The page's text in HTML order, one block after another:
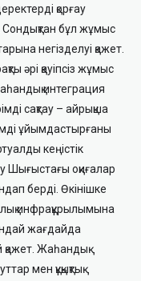
қорғау
Сондықтан бұл жұмыс
негізделуі қажет.
әрі қауіпсіз жұмыс
интеграция
сақтау – айрықша
ұйымдастырғаны
кеңістік
Шығыстағы оқиғалар
берді. Өкінішке
инфрақұрылымына
жағдайда
қажет. Жаһандық
мен құқықтық